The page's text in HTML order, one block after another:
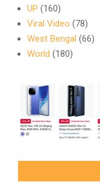
UP (160)
Viral Video (78)
West Bengal (66)
World (180)